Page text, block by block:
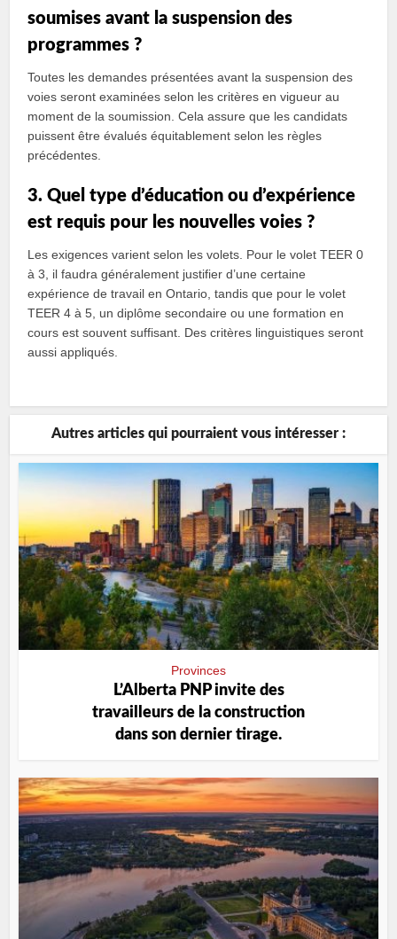
soumises avant la suspension des
programmes ?
Toutes les demandes présentées avant la suspension des
voies seront examinées selon les critères en vigueur au
moment de la soumission. Cela assure que les candidats
puissent être évalués équitablement selon les règles
précédentes.
3. Quel type d’éducation ou d’expérience
est requis pour les nouvelles voies ?
Les exigences varient selon les volets. Pour le volet TEER 0
à 3, il faudra généralement justifier d’une certaine
expérience de travail en Ontario, tandis que pour le volet
TEER 4 à 5, un diplôme secondaire ou une formation en
cours est souvent suffisant. Des critères linguistiques seront
aussi appliqués.
Autres articles qui pourraient vous intéresser :
Provinces
L’Alberta PNP invite des
travailleurs de la construction
dans son dernier tirage.